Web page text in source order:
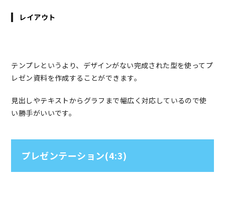
レイアウト
テンプレというより、デザインがない完成された型を使ってプ
レゼン資料を作成することができます。
見出しやテキストからグラフまで幅広く対応しているので使
い勝手がいいです。
プレゼンテーション(4:3)